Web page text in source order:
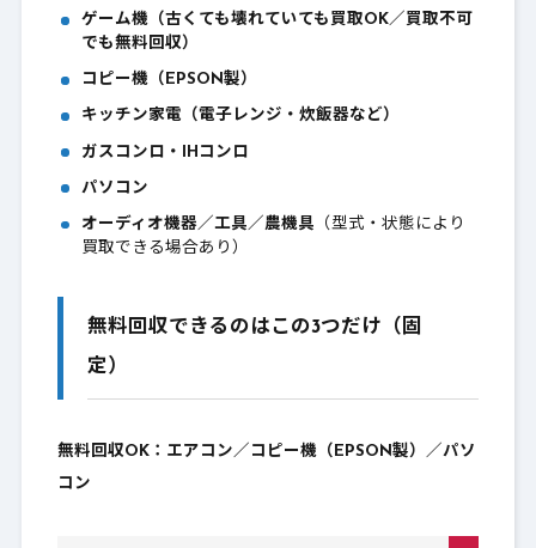
買取不可でも無料回収）
3-7.キッチン家電（電子レンジ・炊飯器・ガスコ
3-8.パソコン（買取 または 無料回収）
3-9.オーディオ機器／工具／農機具（買取OK）
4.
も対応（姶良市）
ゲーム機（古くても壊れていても買取OK／買取不可
でも無料回収）
コピー機（EPSON製）
キッチン家電（電子レンジ・炊飯器など）
ガスコンロ・IHコンロ
パソコン
オーディオ機器／工具／農機具 （型式・状態により
買取できる場合あり）
無料回収できるのはこの3つだけ（固
定）
無料回収OK：エアコン／コピー機（EPSON製）／パソ
コン